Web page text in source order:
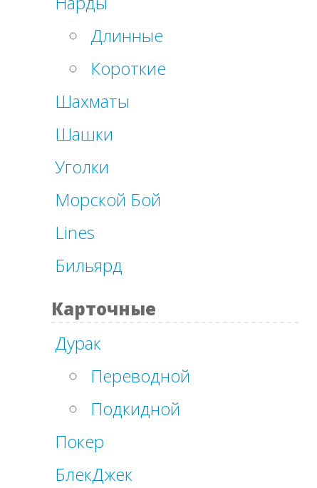
Длинные
Короткие
Шахматы
Шашки
Уголки
Морской Бой
Lines
Бильярд
Карточные
Дурак
Переводной
Подкидной
Покер
БлекДжек